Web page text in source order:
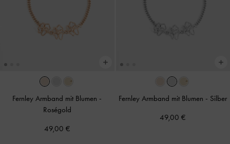
Fernley Armband mit Blumen -
Roségold
49,00 €
Fernley Armband mit Blumen - Silber
49,00 €